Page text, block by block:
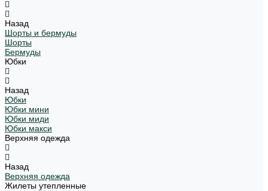
Назад
Шорты и бермуды
Шорты
Бермуды
Юбки
Назад
Юбки
Юбки мини
Юбки миди
Юбки макси
Верхняя одежда
Назад
Верхняя одежда
Жилеты утепленные